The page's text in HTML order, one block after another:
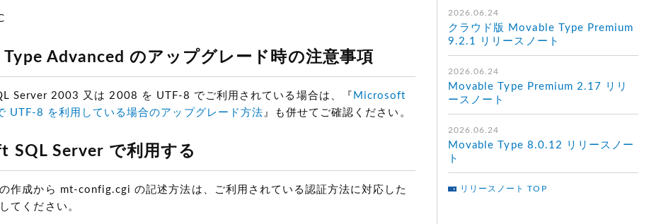
Type Advanced のアップグレード時の注意事項
Server 2003 又は 2008 を UTF-8 でご利用されている場合は、『 Microsoft
UTF-8 を利用している場合のアップグレード方法 』も併せてご確認ください。
SQL Server で利用する
作成から mt-config.cgi の記述方法は、ご利用されている認証方法に対応した
てください。
2026.06.24
クラウド版 Movable Type Premium
9.2.1 リリースノート
2026.06.24
Movable Type Premium 2.17 リリ
ースノート
2026.06.24
Movable Type 8.0.12 リリースノー
ト
リリースノート TOP